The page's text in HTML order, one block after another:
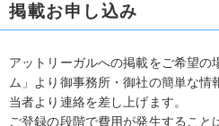
掲載お申し込み
アットリーガルへの掲載をご希望の
ム」より御事務所・御社の簡単な情
当者より連絡を差し上げます。
ご登録の段階で費用が発生すること